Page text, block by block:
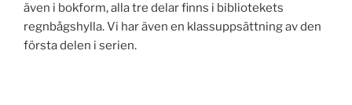
även i bokform, alla tre delar finns i bibliotekets
regnbågshylla. Vi har även en klassuppsättning av den
första delen i serien.